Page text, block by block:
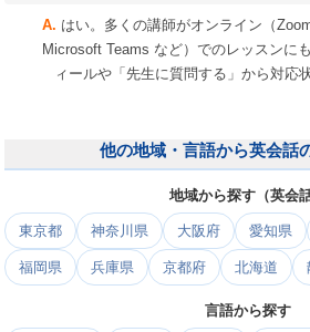
はい。多くの講師がオンライン（
Microsoft Teams など）でのレッスンに
ィールや「先生に質問する」から対応
他の地域・言語から英会話
地域から探す（英会話
東京都 神奈川県 大阪府 愛知県
福岡県 兵庫県 京都府 北海道
言語から探す